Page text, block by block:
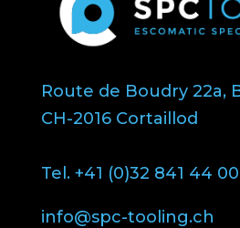
Route de Boudry 22a,
CH-2016 Cortaillod
Tel. +41 (0)32 841 44 00
info@spc-tooling.ch